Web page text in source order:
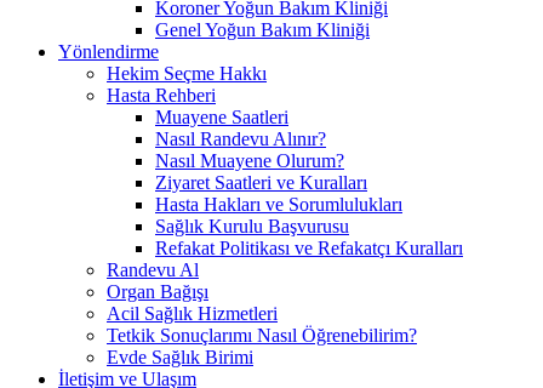
Koroner Yoğun Bakım Kliniği
Genel Yoğun Bakım Kliniği
Yönlendirme
Hekim Seçme Hakkı
Hasta Rehberi
Muayene Saatleri
Nasıl Randevu Alınır?
Nasıl Muayene Olurum?
Ziyaret Saatleri ve Kuralları
Hasta Hakları ve Sorumlulukları
Sağlık Kurulu Başvurusu
Refakat Politikası ve Refakatçı Kuralları
Randevu Al
Organ Bağışı
Acil Sağlık Hizmetleri
Tetkik Sonuçlarımı Nasıl Öğrenebilirim?
Evde Sağlık Birimi
İletişim ve Ulaşım